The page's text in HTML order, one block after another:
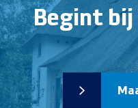
Begint bij